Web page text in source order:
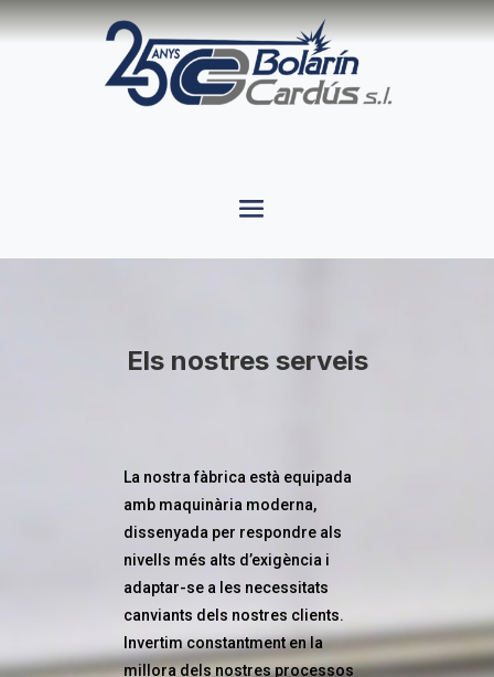
Els nostres serveis
La nostra fàbrica està equipada
amb maquinària moderna,
dissenyada per respondre als
nivells més alts d’exigència i
adaptar-se a les necessitats
canviants dels nostres clients.
Invertim constantment en la
millora dels nostres processos